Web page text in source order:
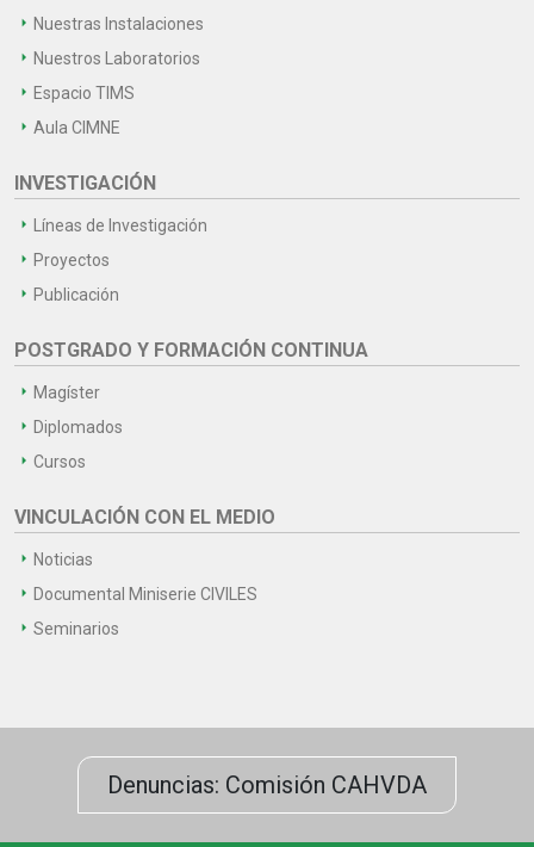
Nuestras Instalaciones
Nuestros Laboratorios
Espacio TIMS
Aula CIMNE
INVESTIGACIÓN
Líneas de Investigación
Proyectos
Publicación
POSTGRADO Y FORMACIÓN CONTINUA
Magíster
Diplomados
Cursos
VINCULACIÓN CON EL MEDIO
Noticias
Documental Miniserie CIVILES
Seminarios
Denuncias: Comisión CAHVDA